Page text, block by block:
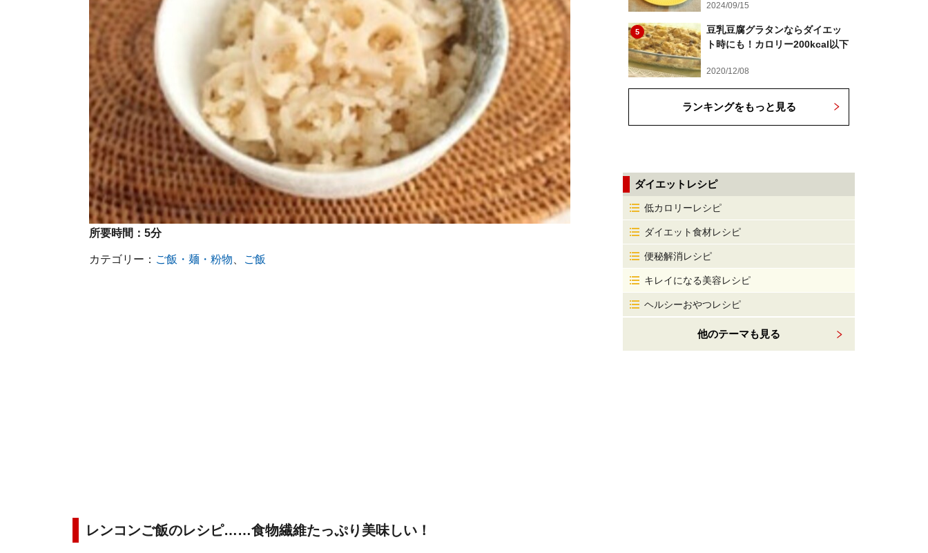
所要時間： 5分
カテゴリー： ご飯・麺・粉物 ご飯
レンコンご飯のレシピ……食物繊維たっぷり美味しい！
2024/09/15
5
豆乳豆腐グラタンならダイエッ
ト時にも！カロリー200kcal以下
2020/12/08
ランキングをもっと見る
ダイエットレシピ
低カロリーレシピ
ダイエット食材レシピ
便秘解消レシピ
キレイになる美容レシピ
ヘルシーおやつレシピ
他のテーマも見る